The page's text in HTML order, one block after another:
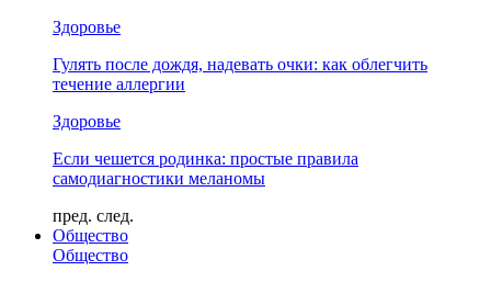
Здоровье
Гулять после дождя, надевать очки: как облегчить
течение аллергии
Здоровье
Если чешется родинка: простые правила
самодиагностики меланомы
пред. след.
Общество
Общество